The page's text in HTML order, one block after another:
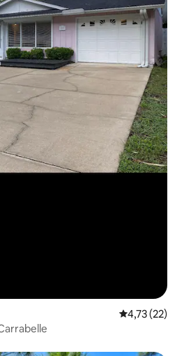
Note
4,73 (22)